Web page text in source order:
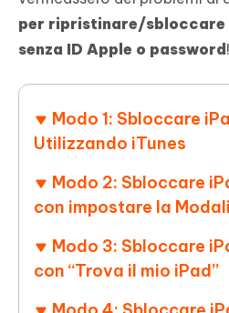
per ripristinare/sbloccare
senza ID Apple o password !
Modo 1: Sbloccare
Utilizzando iTunes
Modo 2: Sbloccare
con impostare la
Modo 3: Sbloccare
con “Trova il mio iPad”